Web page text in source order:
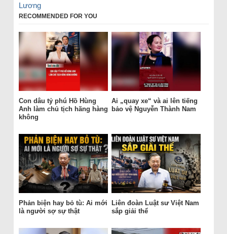
Lương
RECOMMENDED FOR YOU
Con dâu tỷ phú Hồ Hùng
Anh làm chủ tịch hãng hàng
không
Ai „quay xe“ và ai lên tiếng
bảo vệ Nguyễn Thành Nam
Phản biện hay bỏ tù: Ai mới
là người sợ sự thật
Liên đoàn Luật sư Việt Nam
sắp giải thể